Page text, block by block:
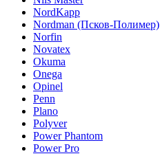
NordKapp
Nordman (Псков-Полимер)
Norfin
Novatex
Okuma
Onega
Opinel
Penn
Plano
Polyver
Power Phantom
Power Pro